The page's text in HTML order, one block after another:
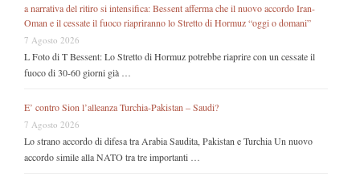
a narrativa del ritiro si intensifica: Bessent afferma che il nuovo accordo Iran-
Oman e il cessate il fuoco riapriranno lo Stretto di Hormuz “oggi o domani”
7 Agosto 2026
L Foto di T Bessent: Lo Stretto di Hormuz potrebbe riaprire con un cessate il
fuoco di 30-60 giorni già …
E’ contro Sion l’alleanza Turchia-Pakistan – Saudi?
7 Agosto 2026
Lo strano accordo di difesa tra Arabia Saudita, Pakistan e Turchia Un nuovo
accordo simile alla NATO tra tre importanti …